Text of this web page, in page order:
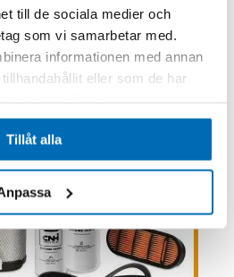
till de sociala medier och
som vi samarbetar med.
informationen med annan
eller som de har
Tillåt alla